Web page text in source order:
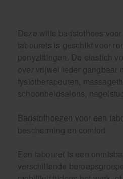
Deze witte badstofhoes
tabourets is geschikt voor
ponyzittingen. De elastich
over vrijwel ieder gangbaar
fysiotherapeuten,
schoonheidsalons,
Badstofhoezen voor een
bescherming en comfort
Een tabouret is een
verschillende